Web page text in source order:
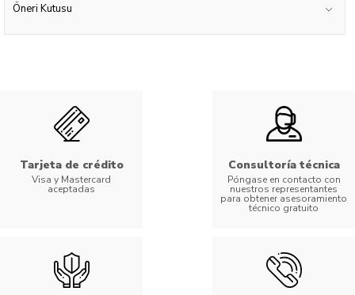
Öneri Kutusu
Tarjeta de crédito
Visa y Mastercard
aceptadas
Consultoría técnica
Póngase en contacto con
nuestros representantes
para obtener asesoramiento
técnico gratuito